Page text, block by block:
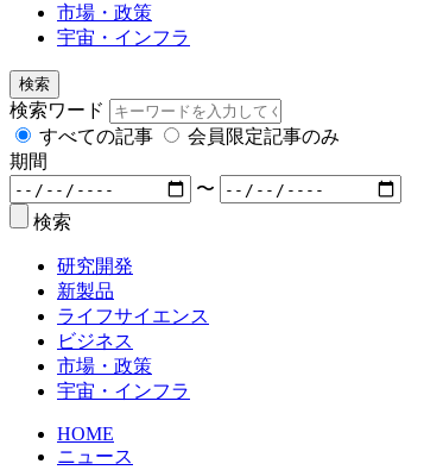
市場・政策
宇宙・インフラ
検索
検索ワード
すべての記事
会員限定記事のみ
期間
〜
検索
研究開発
新製品
ライフサイエンス
ビジネス
市場・政策
宇宙・インフラ
HOME
ニュース